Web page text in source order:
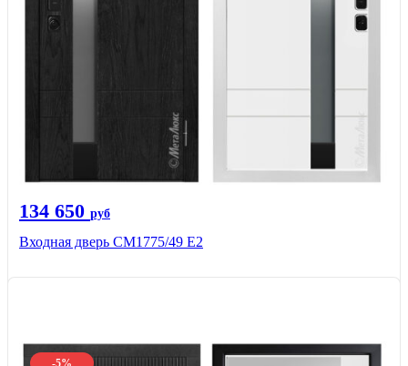
134 650 руб
Входная дверь СМ1775/49 Е2
-5%